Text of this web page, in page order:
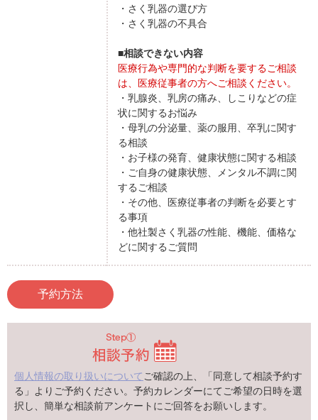
・さく乳器の選び方
・さく乳器の不具合
■相談できない内容
医療行為や専門的な判断を要するご相談
は、医療従事者の方へご相談ください。
・乳腺炎、乳房の痛み、しこりなどの症
状に関するお悩み
・母乳の分泌量、薬の服用、卒乳に関す
る相談
・お子様の発育、健康状態に関する相談
・ご自身の健康状態、メンタル不調に関
するご相談
・その他、医療従事者の判断を必要とす
る事項
・他社製さく乳器の性能、機能、価格な
どに関するご質問
予約方法
個人情報の取り扱いについて ご確認の上、「同意して相談予約す
る」よりご予約ください。予約カレンダーにてご希望の日時を選
択し、簡単な相談前アンケートにご回答をお願いします。